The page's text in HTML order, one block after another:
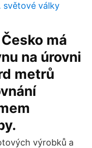
světové války
má
na úrovni
metrů
výrobků a